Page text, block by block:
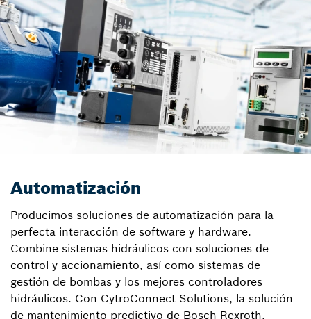
Automatización
Producimos soluciones de automatización para la
perfecta interacción de software y hardware.
Combine sistemas hidráulicos con soluciones de
control y accionamiento, así como sistemas de
gestión de bombas y los mejores controladores
hidráulicos. Con CytroConnect Solutions, la solución
de mantenimiento predictivo de Bosch Rexroth,